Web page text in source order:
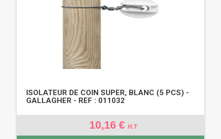
ISOLATEUR DE COIN SUPER, BLANC (5 PCS) -
GALLAGHER - REF : 011032
10,16 € H.T